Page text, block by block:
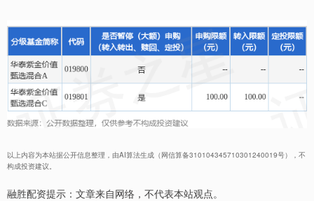
以上内容为本站据公开信息整理，由AI算法生成（网信算备310104345710301240019号），不
构成投资建议。
融胜配资提示：文章来自网络，不代表本站观点。